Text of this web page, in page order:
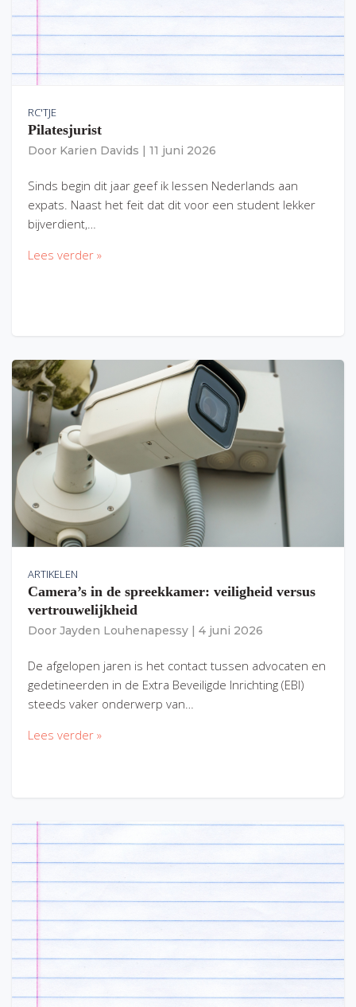
RC'TJE
Pilatesjurist
Door Karien Davids 11 juni 2026
Sinds begin dit jaar geef ik lessen Nederlands aan
expats. Naast het feit dat dit voor een student lekker
bijverdient,…
Lees verder »
ARTIKELEN
Camera’s in de spreekkamer: veiligheid versus
vertrouwelijkheid
Door Jayden Louhenapessy 4 juni 2026
De afgelopen jaren is het contact tussen advocaten en
gedetineerden in de Extra Beveiligde Inrichting (EBI)
steeds vaker onderwerp van…
Lees verder »